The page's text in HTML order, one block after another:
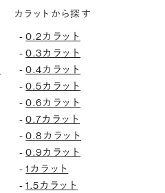
カラットから探す
-0.2カラット
-0.3カラット
-0.4カラット
-0.5カラット
-0.6カラット
-0.7カラット
-0.8カラット
-0.9カラット
-1カラット
-1.5カラット